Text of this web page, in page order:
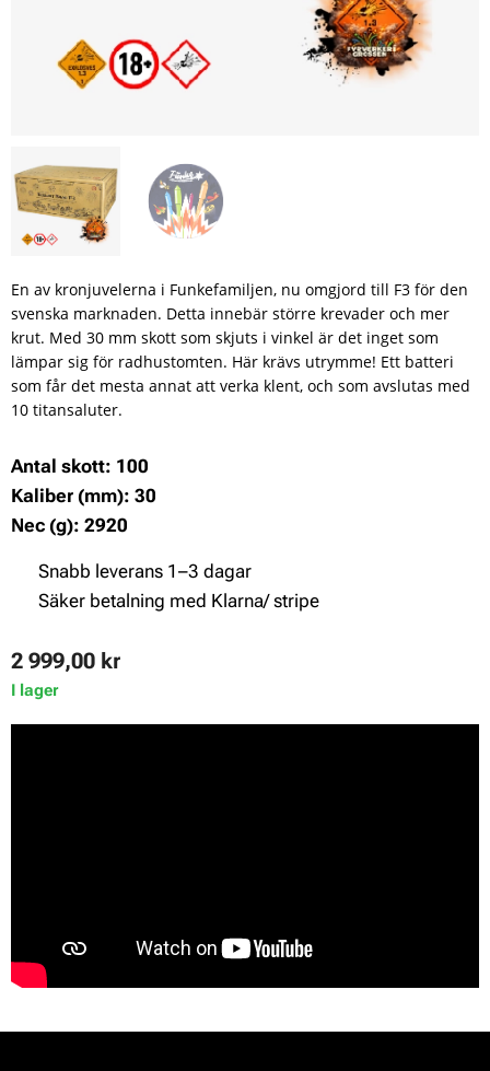
En av kronjuvelerna i Funkefamiljen, nu omgjord till F3 för den
svenska marknaden. Detta innebär större krevader och mer
krut. Med 30 mm skott som skjuts i vinkel är det inget som
lämpar sig för radhustomten. Här krävs utrymme! Ett batteri
som får det mesta annat att verka klent, och som avslutas med
10 titansaluter.
Antal skott: 100
Kaliber (mm): 30
Nec (g): 2920
✔ Snabb leverans 1–3 dagar
✔ Säker betalning med Klarna/ stripe
2 999,00 kr
I lager